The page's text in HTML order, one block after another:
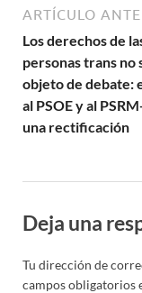
ARTÍCULO
Los derechos de
personas trans no
objeto de debate:
al PSOE y al
una rectificación
Deja una
Tu dirección de
campos obligatorios